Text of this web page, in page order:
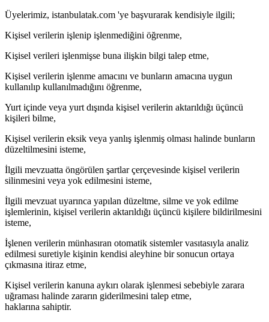
Üyelerimiz, istanbulatak.com 'ye başvurarak kendisiyle ilgili;
Kişisel verilerin işlenip işlenmediğini öğrenme,
Kişisel verileri işlenmişse buna ilişkin bilgi talep etme,
Kişisel verilerin işlenme amacını ve bunların amacına uygun
kullanılıp kullanılmadığını öğrenme,
Yurt içinde veya yurt dışında kişisel verilerin aktarıldığı üçüncü
kişileri bilme,
Kişisel verilerin eksik veya yanlış işlenmiş olması halinde bunların
düzeltilmesini isteme,
İlgili mevzuatta öngörülen şartlar çerçevesinde kişisel verilerin
silinmesini veya yok edilmesini isteme,
İlgili mevzuat uyarınca yapılan düzeltme, silme ve yok edilme
işlemlerinin, kişisel verilerin aktarıldığı üçüncü kişilere bildirilmesini
isteme,
İşlenen verilerin münhasıran otomatik sistemler vasıtasıyla analiz
edilmesi suretiyle kişinin kendisi aleyhine bir sonucun ortaya
çıkmasına itiraz etme,
Kişisel verilerin kanuna aykırı olarak işlenmesi sebebiyle zarara
uğraması halinde zararın giderilmesini talep etme,
haklarına sahiptir.